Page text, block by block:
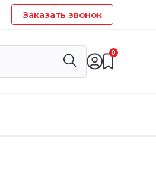
Заказать звонок
0